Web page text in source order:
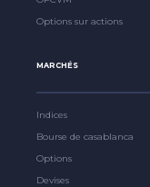
Options sur actions
MARCHÉS
Indices
Bourse de casablanca
Options
Devises